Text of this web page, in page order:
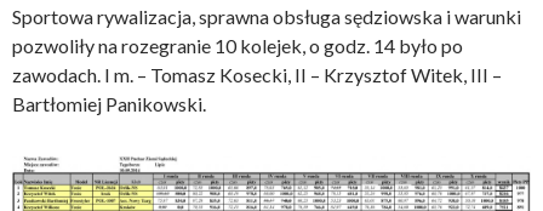
Sportowa rywalizacja, sprawna obsługa sędziowska i warunki
pozwoliły na rozegranie 10 kolejek, o godz. 14 było po
zawodach. I m. – Tomasz Kosecki, II – Krzysztof Witek, III –
Bartłomiej Panikowski.